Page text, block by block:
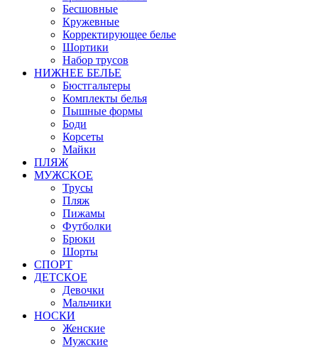
Бесшовные
Кружевные
Корректирующее белье
Шортики
Набор трусов
НИЖНЕЕ БЕЛЬЕ
Бюстгальтеры
Комплекты белья
Пышные формы
Боди
Корсеты
Майки
ПЛЯЖ
МУЖСКОЕ
Трусы
Пляж
Пижамы
Футболки
Брюки
Шорты
СПОРТ
ДЕТСКОЕ
Девочки
Мальчики
НОСКИ
Женские
Мужские